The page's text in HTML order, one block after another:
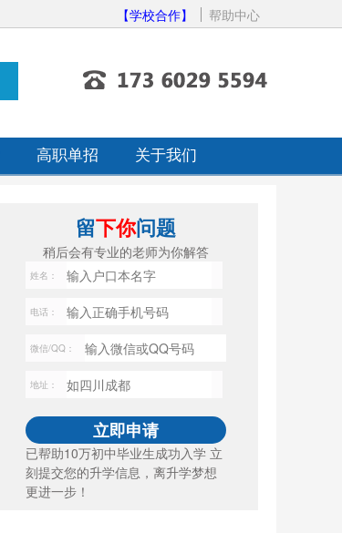
【学校合作】 帮助中心
高职单招 关于我们
留下你问题
稍后会有专业的老师为你解答
姓名：
电话：
微信/QQ：
地址：
已帮助10万初中毕业生成功入学 立
刻提交您的升学信息，离升学梦想
更进一步！